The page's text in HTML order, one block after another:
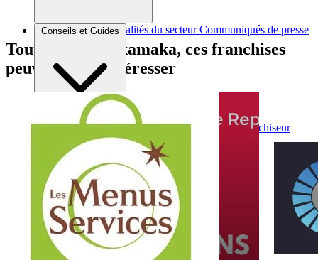
Brèves et actus Actualités du secteur Communiqués de presse
Conseils et Guides
Conseils généraux Devenir franchisé Devenir franchiseur
Tout comme Takamaka, ces franchises
peuvent vous intéresser